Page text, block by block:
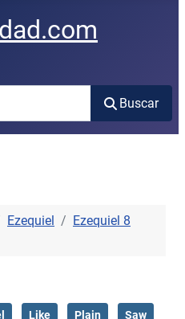
Buscar
Ezequiel
Ezequiel 8
Like Plain Saw